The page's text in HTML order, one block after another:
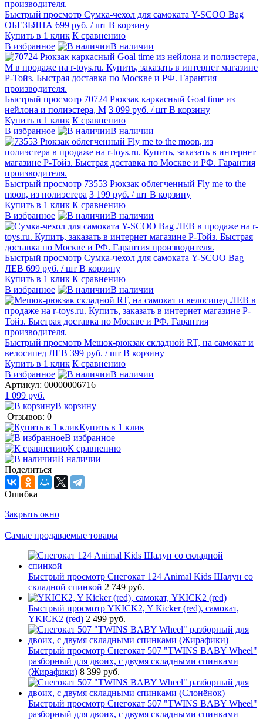
Быстрый просмотр Сумка-чехол для самоката Y-SCOO Bag
ОБЕЗЬЯНА 699 руб. / шт В корзину
Купить в 1 клик К сравнению
В избранное
В наличии
Быстрый просмотр 70724 Рюкзак каркасный Goal time из
нейлона и полиэстера, M 3 099 руб. / шт В корзину
Купить в 1 клик К сравнению
В избранное
В наличии
Быстрый просмотр 73553 Рюкзак облегченный Fly me to the
moon, из полиэстера 3 199 руб. / шт В корзину
Купить в 1 клик К сравнению
В избранное
В наличии
Быстрый просмотр Сумка-чехол для самоката Y-SCOO Bag
ЛЕВ 699 руб. / шт В корзину
Купить в 1 клик К сравнению
В избранное
В наличии
Быстрый просмотр Мешок-рюкзак складной RT, на самокат и
велосипед ЛЕВ 399 руб. / шт В корзину
Купить в 1 клик К сравнению
В избранное
В наличии
Артикул: 00000006716
1 099 руб.
В корзину
Отзывов: 0
Купить в 1 клик
В избранное
К сравнению
В наличии
Поделиться
Ошибка
Закрыть окно
Самые продаваемые товары
Быстрый просмотр Снегокат 124 Animal Kids Шалун со
складной спинкой 2 749 руб.
Быстрый просмотр YKICK2, Y Kicker (red), самокат,
YKICK2 (red) 2 499 руб.
Быстрый просмотр Снегокат 507 "TWINS BABY Wheel"
разборный для двоих, с двумя складными спинками
(Жирафики) 8 399 руб.
Быстрый просмотр Снегокат 507 "TWINS BABY Wheel"
разборный для двоих, с двумя складными спинками